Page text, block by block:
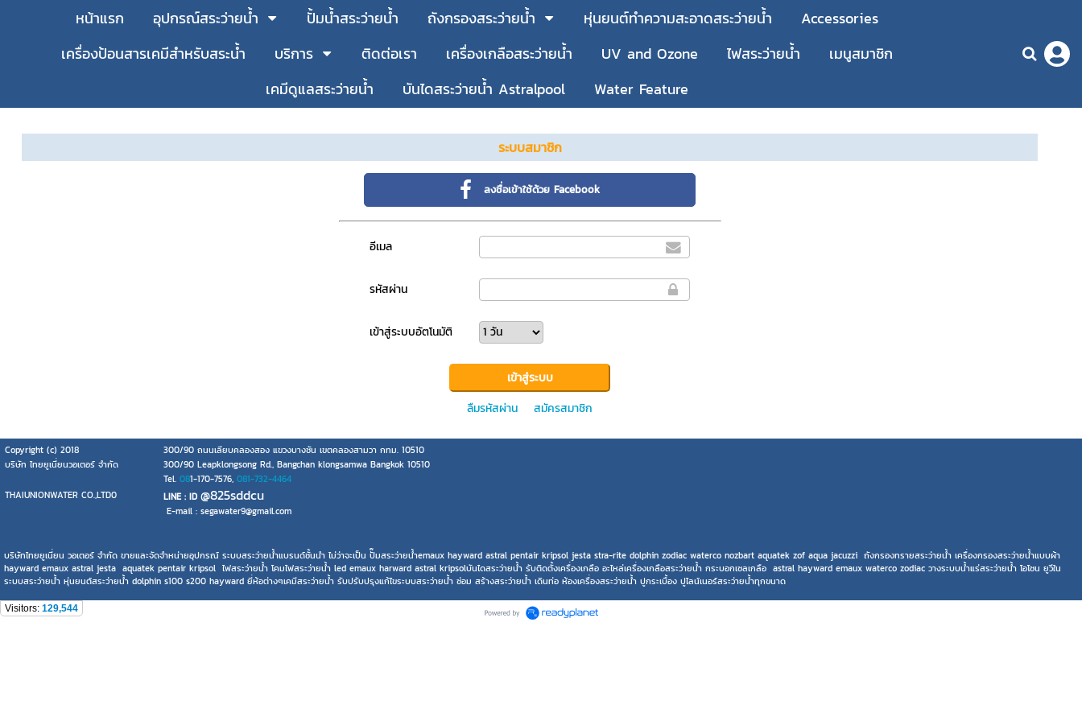
หน้าแรก อุปกรณ์สระว่ายน้ำ ปั้มน้ำสระว่ายน้ำ ถังกรองสระว่ายน้ำ หุ่นยนต์ทำความสะอาดสระว่ายน้ำ
Accessories
เครื่องป้อนสารเคมีสำหรับสระน้ำ
บริการ ติดต่อเรา เครื่องเกลือสระว่ายน้ำ UV and Ozone ไฟสระว่ายน้ำ
เมนูสมาชิก
เคมีดูแลสระว่ายน้ำ
บันไดสระว่ายน้ำ Astralpool Water Feature
ระบบสมาชิก
ลงชื่อเข้าใช้ด้วย Facebook
อีเมล
รหัสผ่าน
เข้าสู่ระบบอัตโนมัติ
ลืมรหัสผ่าน สมัครสมาชิก
Copyright (c) 2018
300/90 ถนนเลียบคลองสอง แขวงบางชัน เขตคลองสามวา กทม. 10510
บริษัท ไทยยูเนี่ยนวอเตอร์ จำกัด
300/90 Leapklongsong Rd., Bangchan klongsamwa Bangkok 10510
THAIUNIONWATER CO.,LTD0
Tel. 081-170-7576, 081-732-4464
LINE : ID @825sddcu
E-mail : segawater9@gmail.com
บริษัทไทยยูเนี่ยน วอเตอร์ จำกัด ขายและจัดจำหน่ายอุปกรณ์ ระบบสระว่ายน้ำแบรนด์ชั้นนำ ไม่ว่าจะเป็น ปั๊มสระว่ายน้ำemaux hayward astral pentair kripsol jesta stra-rite dolphin zodiac waterco nozbart aquatek zof aqua jacuzzi ถังกรองทรายสระว่ายน้ำ เครื่องกรองสระว่ายน้ำแบบผ้า
hayward emaux astral jesta aquatek pentair kripsol ไฟสระว่ายน้ำ โคมไฟสระว่ายน้ำ led emaux harward astral kripsolบันไดสระว่ายน้ำ รับติดตั้งเครื่องเกลือ อะไหล่เครื่องเกลือสระว่ายน้ำ กระบอกเซลเกลือ astral hayward emaux waterco zodiac วางระบบน้ำแร่สระว่ายน้ำ โอโซน ยูวีใน
ระบบสระว่ายน้ำ หุ่นยนต์สระว่ายน้ำ dolphin s100 s200 hayward ยี่ห้อต่างๆเคมีสระว่ายน้ำ รับปรับปรุงแก้ไขระบบสระว่ายน้ำ ซ่อม สร้างสระว่ายน้ำ เดินท่อ ห้องเครื่องสระว่ายน้ำ ปูกระเบื้อง ปูไลน์เนอร์สระว่ายน้ำทุกขนาด
Visitors: 129,544